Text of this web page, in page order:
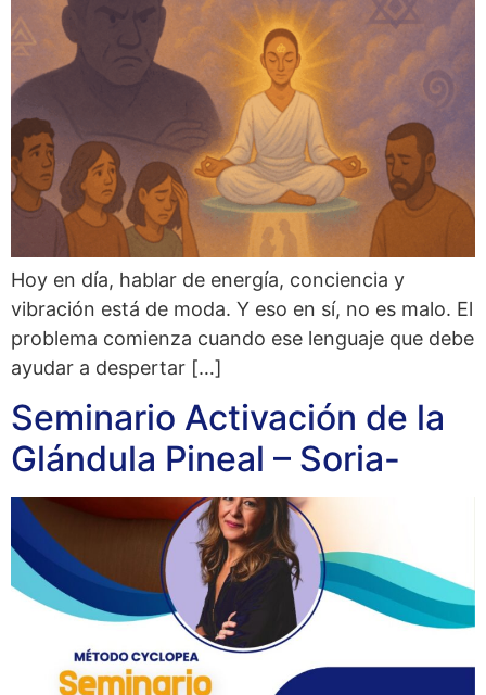
Hoy en día, hablar de energía, conciencia y
vibración está de moda. Y eso en sí, no es malo. El
problema comienza cuando ese lenguaje que debe
ayudar a despertar […]
Seminario Activación de la
Glándula Pineal – Soria-